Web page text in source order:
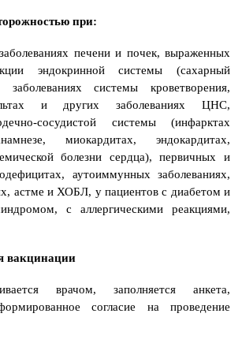
при:
печени и почек, выраженных
эндокринной системы (сахарный
системы кроветворения,
и других заболеваниях ЦНС,
сосудистой системы (инфарктах
миокардитах, эндокардитах,
болезни сердца), первичных и
аутоиммунных заболеваниях,
астме и ХОБЛ, у пациентов с диабетом и
с аллергическими реакциями,
вакцинации
врачом, заполняется анкета,
согласие на проведение